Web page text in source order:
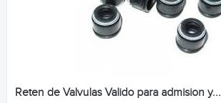
Reten de Valvulas Valido para admision y...